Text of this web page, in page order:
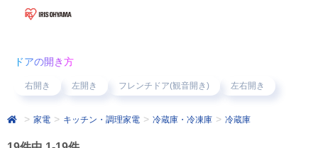
ドアの開き方
右開き 左開き フレンチドア(観音開き) 左右開き
家電 キッチン・調理家電 冷蔵庫・冷凍庫 冷蔵庫